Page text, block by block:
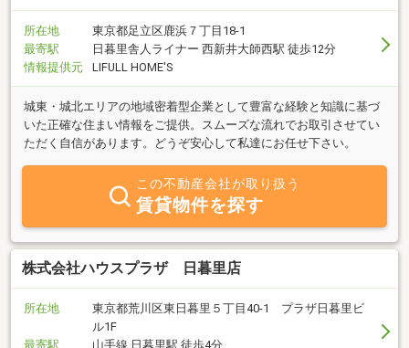
所在地
東京都足立区鹿浜７丁目18-1
最寄駅
日暮里舎人ライナー 西新井大師西駅 徒歩12分
情報提供元
LIFULL HOME'S
城東・城北エリアの地域密着型企業として豊富な経験と知識に基づ
いた正確な住まい情報をご提供。スムーズな流れでお取引させてい
ただく自信があります。どうぞ安心して私達にお任せ下さい。
この不動産会社が取り扱う
賃貸物件を探す
株式会社ハウスプラザ 日暮里店
所在地
東京都荒川区東日暮里５丁目40-1 プラザ日暮里ビ
ル1F
最寄駅
山手線 日暮里駅 徒歩4分